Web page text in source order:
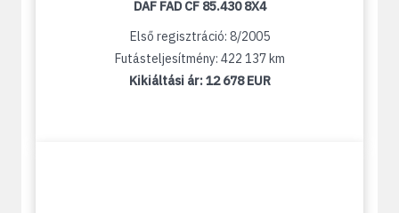
DAF FAD CF 85.430 8X4
Első regisztráció: 8/2005
Futásteljesítmény: 422 137 km
Kikiáltási ár:12 678 EUR